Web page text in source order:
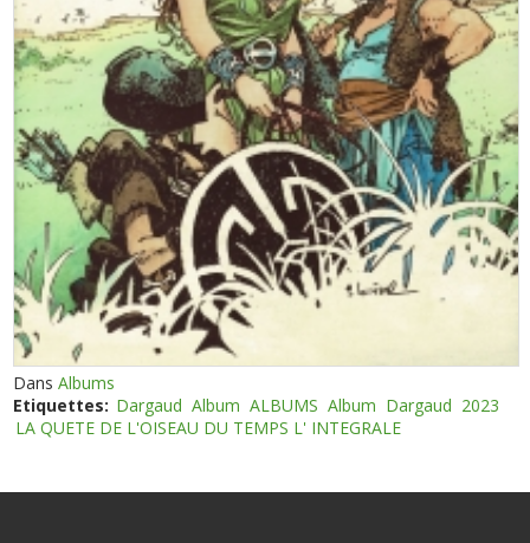
DansAlbums
Etiquettes: Dargaud Album ALBUMS Album Dargaud 2023
LA QUETE DE L'OISEAU DU TEMPS L' INTEGRALE